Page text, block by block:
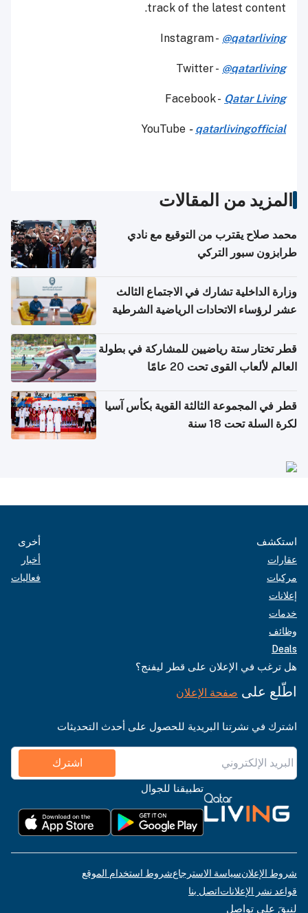
track of the latest content.
Instagram - @qatarliving
Twitter - @qatarliving
Facebook - Qatar Living
YouTube - qatarlivingofficial
المزيد من المقالات
محمد صلاح يقترب من التوقيع مع نادي
طرابزون سبور التركي
وزارة الداخلية تشارك في الاجتماع الثالث
عشر لرؤساء الاتحادات الرياضية الشرطية
قطر تختار ستة رياضيين للمشاركة في بطولة
العالم لألعاب القوى تحت 20 عامًا
قطر في المجموعة الثالثة القوية بكأس آسيا
لكرة السلة تحت 18 سنة
استكشف
عقارات
مركبات
إعلانات
خدمات
وظائف
Deals
أخرى
أخبار
فعاليات
هل ترغب في الإعلان على قطر ليفنج؟
اطّلع على صفحة الإعلان
اشترك في نشرتنا البريدية للحصول على أحدث التحديثات
اشترك
تطبيقنا للجوال
شروط الإعلانسياسة الاسترجاعشروط استخدام الموقع
قواعد نشر الإعلاناتاتصل بنا
لنبقَ على تواصل